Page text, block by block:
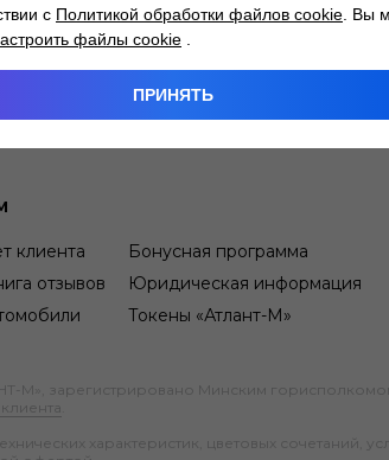
клиента
Бонусная программа
отзывов
Юридическая информация
Токены «Атлант-М»
зарегистрировано Минским горисполкомом
характеристик, цветовых сочетаний,
с Политикой обработки файлов cookie . Вы
файлы cookie
ПРИНЯТЬ